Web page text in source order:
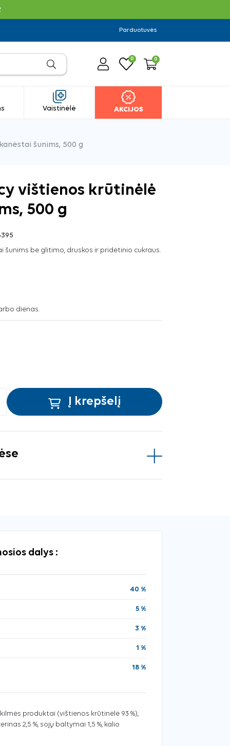
Parduotuvės
0 0
Vaistinėlė AKCIJOS
šunims, 500 g
vištienos krūtinėlė
500 g
šunims be glitimo, druskos ir pridėtinio cukraus.
dienas.
Į krepšelį
dalys :
40 %
5 %
3 %
1 %
18 %
produktai (vištienos krūtinėlė 93 %),
2,5 %, sojų baltymai 1,5 %, kalio